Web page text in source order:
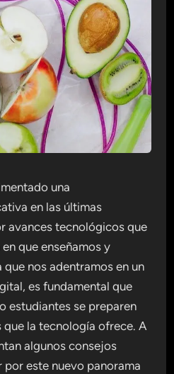
una
en las últimas
avances tecnológicos que
que enseñamos y
nos adentramos en un
es fundamental que
estudiantes se preparen
la tecnología ofrece. A
algunos consejos
este nuevo panorama